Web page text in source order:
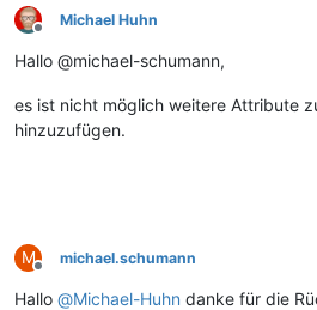
Offline
Michael Huhn
Hallo @michael-schumann,
es ist nicht möglich weitere Attribute
hinzuzufügen.
M
Offline
michael.schumann
Hallo @Michael-Huhn danke für die